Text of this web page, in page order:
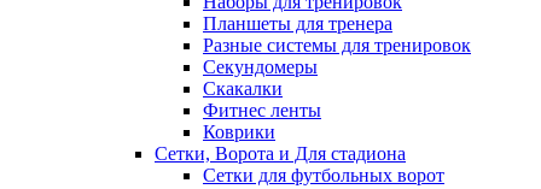
Планшеты для тренера
Разные системы для тренировок
Секундомеры
Скакалки
Фитнес ленты
Коврики
Сетки, Ворота и Для стадиона
Сетки для футбольных ворот